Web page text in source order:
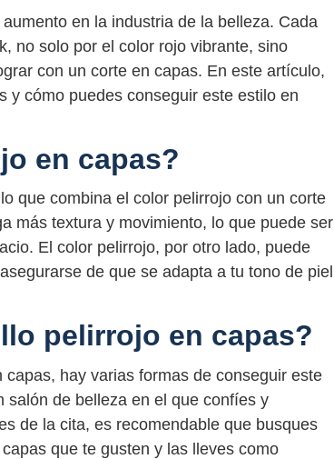
en la industria de la belleza. Cada
no solo por el color rojo vibrante, sino
con un corte en capas. En este artículo,
y cómo puedes conseguir este estilo en
en capas?
que combina el color pelirrojo con un corte
más textura y movimiento, lo que puede ser
El color pelirrojo, por otro lado, puede
de que se adapta a tu tono de piel
pelirrojo en capas?
hay varias formas de conseguir este
salón de belleza en el que confíes y
de la cita, es recomendable que busques
que te gusten y las lleves como